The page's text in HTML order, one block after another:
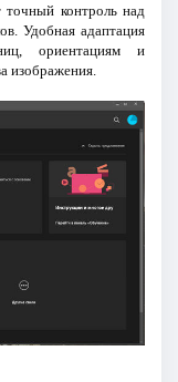
точный контроль над
Удобная адаптация
ориентациям и
изображения.